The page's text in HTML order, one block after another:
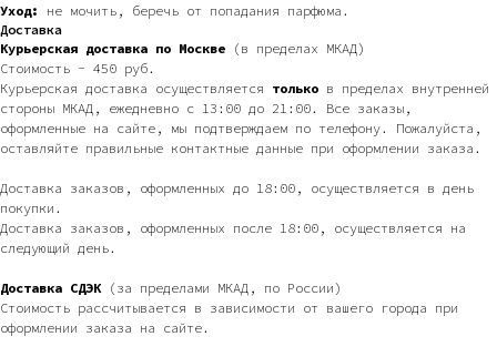
Уход:
не мочить, беречь от попадания парфюма.
Доставка
Курьерская доставка по Москве (в пределах МКАД)
Стоимость - 450 руб.
Курьерская доставка осуществляется только в пределах внутренней
стороны МКАД, ежедневно с 13:00 до 21:00. Все заказы,
оформленные на сайте, мы подтверждаем по телефону. Пожалуйста,
оставляйте правильные контактные данные при оформлении заказа.
Доставка заказов, оформленных до 18:00, осуществляется в день
покупки.
Доставка заказов, оформленных после 18:00, осуществляется на
следующий день.
Доставка СДЭК (за пределами МКАД, по России)
Стоимость рассчитывается в зависимости от вашего города при
оформлении заказа на сайте.